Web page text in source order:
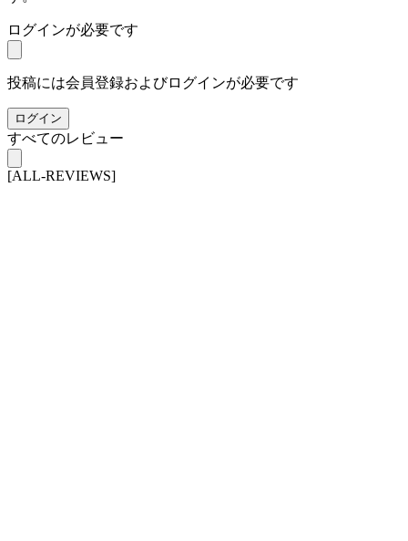
ログインが必要です
投稿には会員登録およびログインが必要です
ログイン
すべてのレビュー
[ALL-REVIEWS]